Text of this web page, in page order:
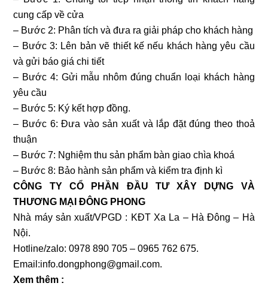
cung cấp về cửa
– Bước 2: Phân tích và đưa ra giải pháp cho khách hàng
– Bước 3: Lên bản vẽ thiết kế nếu khách hàng yêu cầu
và gửi báo giá chi tiết
– Bước 4: Gửi mẫu nhôm đúng chuẩn loại khách hàng
yêu cầu
– Bước 5: Ký kết hợp đồng.
– Bước 6: Đưa vào sản xuất và lắp đặt đúng theo thoả
thuận
– Bước 7: Nghiệm thu sản phẩm bàn giao chìa khoá
– Bước 8: Bảo hành sản phẩm và kiểm tra định kì
CÔNG TY CỔ PHẦN ĐẦU TƯ XÂY DỰNG VÀ
THƯƠNG MẠI ĐÔNG PHONG
Nhà máy sản xuất/VPGD : KĐT Xa La – Hà Đông – Hà
Nội.
Hotline/zalo: 0978 890 705 – 0965 762 675.
Email:info.dongphong@gmail.com.
Xem thêm :